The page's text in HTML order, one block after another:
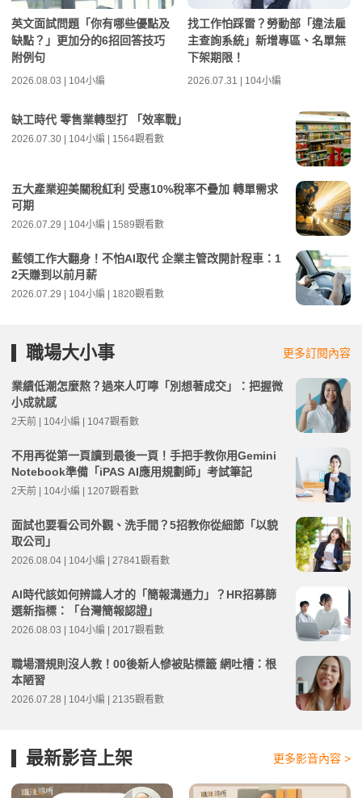
英文面試問題「你有哪些優點及
缺點？」更加分的6招回答技巧
附例句
2026.08.03 | 104小編
找工作怕踩雷？勞動部「違法雇
主查詢系統」新增專區、名單無
下架期限！
2026.07.31 | 104小編
缺工時代 零售業轉型打 「效率戰」
2026.07.30 | 104小編 | 1564觀看數
五大產業迎美關稅紅利 受惠10%稅率不疊加 轉單需求
可期
2026.07.29 | 104小編 | 1589觀看數
藍領工作大翻身！不怕AI取代 企業主管改開計程車：1
2天賺到以前月薪
2026.07.29 | 104小編 | 1820觀看數
職場大小事 更多訂閱內容
業績低潮怎麼熬？過來人叮嚀「別想著成交」：把握微
小成就感
2天前 | 104小編 | 1047觀看數
不用再從第一頁讀到最後一頁！手把手教你用Gemini
Notebook準備「iPAS AI應用規劃師」考試筆記
2天前 | 104小編 | 1207觀看數
面試也要看公司外觀、洗手間？5招教你從細節「以貌
取公司」
2026.08.04 | 104小編 | 27841觀看數
AI時代該如何辨識人才的「簡報溝通力」？HR招募篩
選新指標：「台灣簡報認證」
2026.08.03 | 104小編 | 2017觀看數
職場潛規則沒人教！00後新人慘被貼標籤 網吐槽：根
本陋習
2026.07.28 | 104小編 | 2135觀看數
最新影音上架 更多影音內容 >